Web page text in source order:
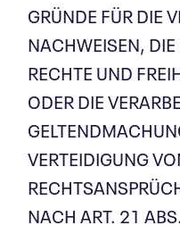
GRÜNDE FÜR DIE
NACHWEISEN, DIE
RECHTE UND
ODER DIE
VERTEIDIGUNG
NACH ART. 21